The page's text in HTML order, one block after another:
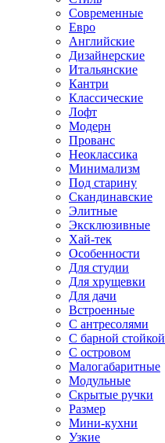
Современные
Евро
Английские
Дизайнерские
Итальянские
Кантри
Классические
Лофт
Модерн
Прованс
Неоклассика
Минимализм
Под старину
Скандинавские
Элитные
Эксклюзивные
Хай-тек
Особенности
Для студии
Для хрущевки
Для дачи
Встроенные
С антресолями
С барной стойкой
С островом
Малогабаритные
Модульные
Скрытые ручки
Размер
Мини-кухни
Узкие